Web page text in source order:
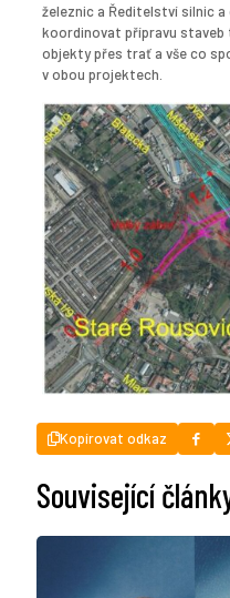
železnic a Ředitelství silnic
koordinovat přípravu
objekty přes trať a vše co
v obou projektech.
Kopírovat odkaz
Související